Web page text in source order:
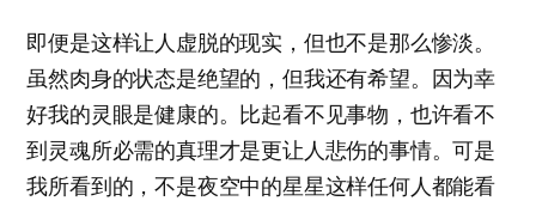
即便是这样让人虚脱的现实，但也不是那么惨淡。
虽然肉身的状态是绝望的，但我还有希望。因为幸
好我的灵眼是健康的。比起看不见事物，也许看不
到灵魂所必需的真理才是更让人悲伤的事情。可是
我所看到的，不是夜空中的星星这样任何人都能看